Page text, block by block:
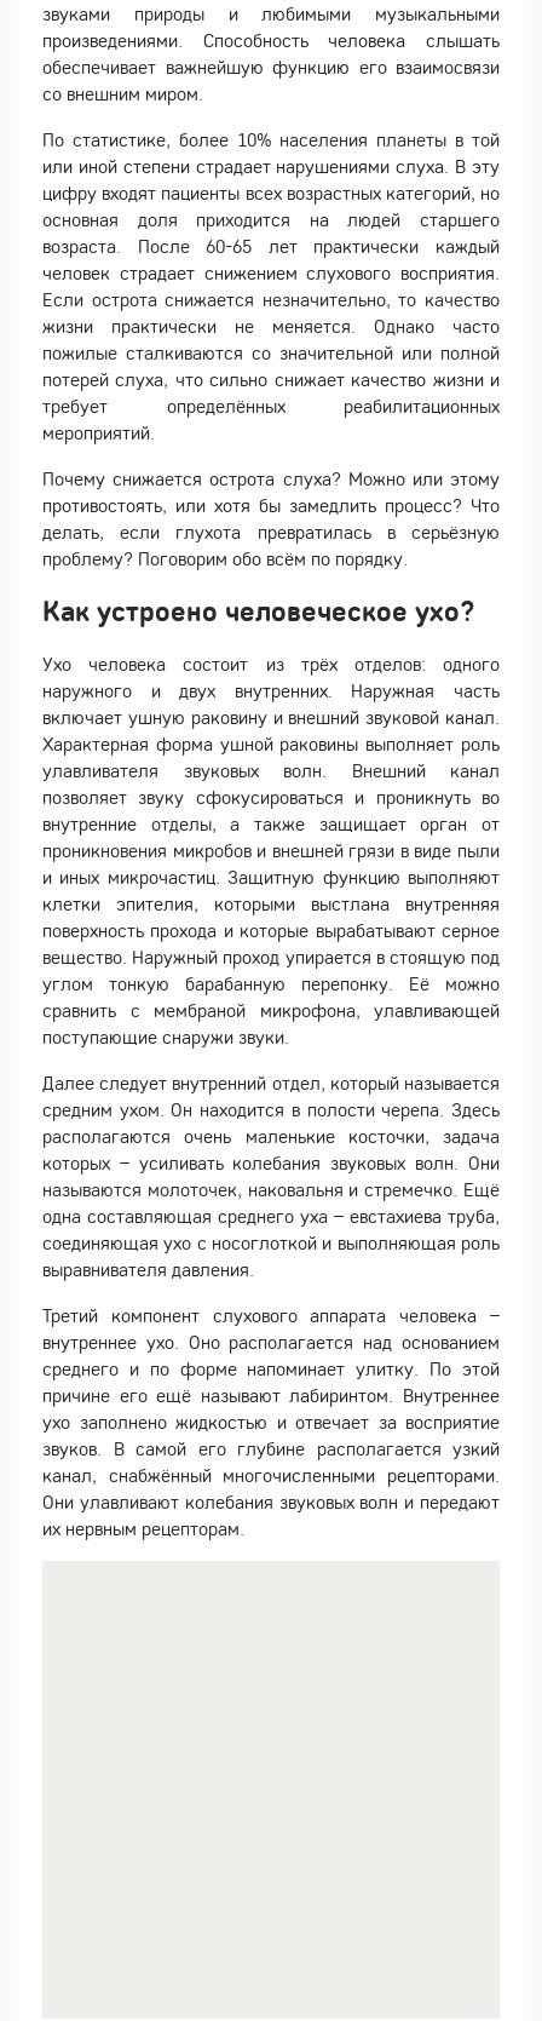
звуками природы и любимыми музыкальными
произведениями. Способность человека слышать
обеспечивает важнейшую функцию его взаимосвязи
со внешним миром.
По статистике, более 10% населения планеты в той
или иной степени страдает нарушениями слуха. В эту
цифру входят пациенты всех возрастных категорий, но
основная доля приходится на людей старшего
возраста. После 60-65 лет практически каждый
человек страдает снижением слухового восприятия.
Если острота снижается незначительно, то качество
жизни практически не меняется. Однако часто
пожилые сталкиваются со значительной или полной
потерей слуха, что сильно снижает качество жизни и
требует определённых реабилитационных
мероприятий.
Почему снижается острота слуха? Можно или этому
противостоять, или хотя бы замедлить процесс? Что
делать, если глухота превратилась в серьёзную
проблему? Поговорим обо всём по порядку.
Как устроено человеческое ухо?
Ухо человека состоит из трёх отделов: одного
наружного и двух внутренних. Наружная часть
включает ушную раковину и внешний звуковой канал.
Характерная форма ушной раковины выполняет роль
улавливателя звуковых волн. Внешний канал
позволяет звуку сфокусироваться и проникнуть во
внутренние отделы, а также защищает орган от
проникновения микробов и внешней грязи в виде пыли
и иных микрочастиц. Защитную функцию выполняют
клетки эпителия, которыми выстлана внутренняя
поверхность прохода и которые вырабатывают серное
вещество. Наружный проход упирается в стоящую под
углом тонкую барабанную перепонку. Её можно
сравнить с мембраной микрофона, улавливающей
поступающие снаружи звуки.
Далее следует внутренний отдел, который называется
средним ухом. Он находится в полости черепа. Здесь
располагаются очень маленькие косточки, задача
которых – усиливать колебания звуковых волн. Они
называются молоточек, наковальня и стремечко. Ещё
одна составляющая среднего уха – евстахиева труба,
соединяющая ухо с носоглоткой и выполняющая роль
выравнивателя давления.
Третий компонент слухового аппарата человека –
внутреннее ухо. Оно располагается над основанием
среднего и по форме напоминает улитку. По этой
причине его ещё называют лабиринтом. Внутреннее
ухо заполнено жидкостью и отвечает за восприятие
звуков. В самой его глубине располагается узкий
канал, снабжённый многочисленными рецепторами.
Они улавливают колебания звуковых волн и передают
их нервным рецепторам.